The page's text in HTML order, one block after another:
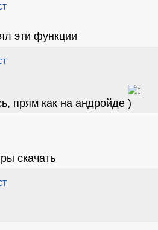
эти функции
прям как на андройде
скачать